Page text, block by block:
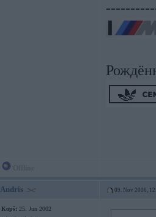
Andris 09. Nov 2006,
Kopš: 25. Jun 2002